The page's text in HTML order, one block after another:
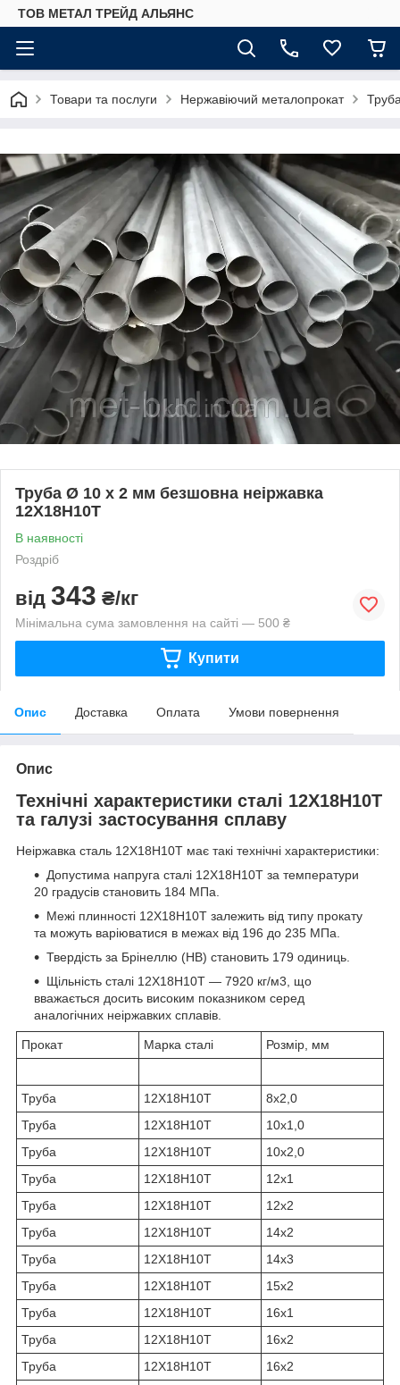
ТОВ МЕТАЛ ТРЕЙД АЛЬЯНС
Товари та послуги Нержавіючий металопрокат
Труба Ø 10 х 2 мм безшовна неіржавка
12Х18Н10Т
В наявності
Роздріб
від 343 ₴/кг
Мінімальна сума замовлення на сайті — 500 ₴
Купити
Опис Доставка Оплата Умови повернення
Опис
Технічні характеристики сталі 12Х18Н10Т
та галузі застосування сплаву
Неіржавка сталь 12Х18Н10Т має такі технічні характеристики:
Допустима напруга сталі 12Х18Н10T за температури
20 градусів становить 184 МПа.
Межі плинності 12Х18Н10Т залежить від типу прокату
та можуть варіюватися в межах від 196 до 235 МПа.
Твердість за Брінеллю (HB) становить 179 одиниць.
Щільність сталі 12Х18Н10Т — 7920 кг/м3, що
вважається досить високим показником серед
аналогічних неіржавких сплавів.
Прокат Марка сталі Розмір, мм
Труба 12Х18Н10Т
8х2,0
Труба
12Х18Н10Т
10х1,0
Труба
12Х18Н10Т
10х2,0
Труба
12Х18Н10Т
12х1
Труба
12Х18Н10Т
12х2
Труба
12Х18Н10Т
14х2
Труба
12Х18Н10Т
14х3
Труба
12Х18Н10Т
15х2
Труба
12Х18Н10Т
16х1
Труба
12Х18Н10Т
16х2
Труба
12Х18Н10Т
16х2